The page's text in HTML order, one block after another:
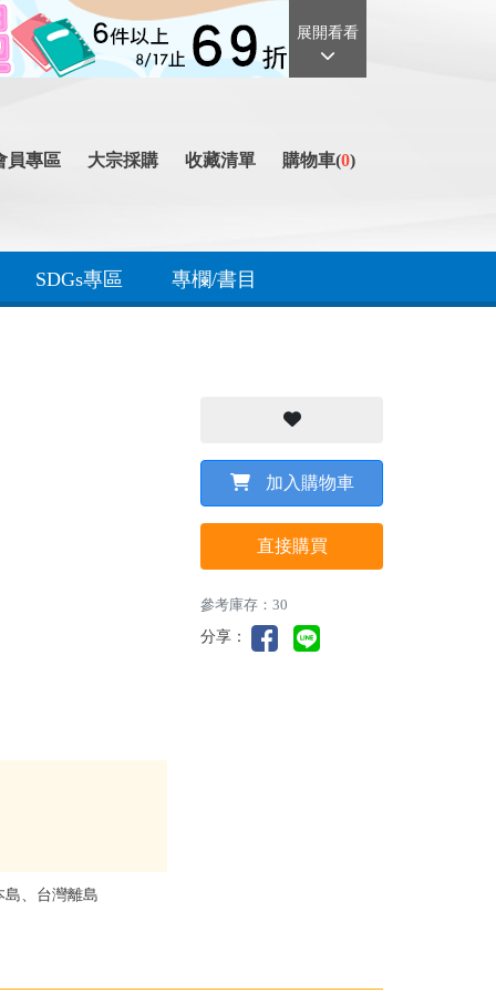
展開看看
員專區 大宗採購 收藏清單 購物車(0)
SDGs專區 專欄/書目
島、台灣離島
加入購物車
直接購買
參考庫存：30
分享：